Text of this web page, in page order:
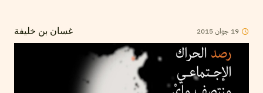
غسان بن خليفة 19 جوان 2015